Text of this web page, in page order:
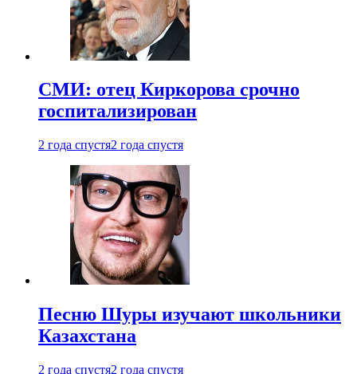
СМИ: отец Киркорова срочно
госпитализирован
2 года спустя2 года спустя
Песню Шуры изучают школьники
Казахстана
2 года спустя2 года спустя